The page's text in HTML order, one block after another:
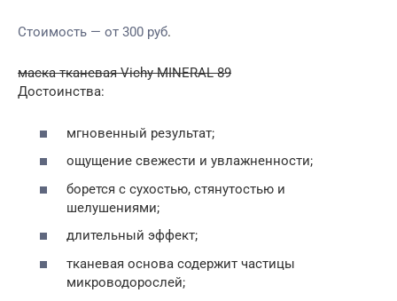
Стоимость — от 300 руб.
маска тканевая Vichy MINERAL 89
Достоинства:
мгновенный результат;
ощущение свежести и увлажненности;
борется с сухостью, стянутостью и
шелушениями;
длительный эффект;
тканевая основа содержит частицы
микроводорослей;